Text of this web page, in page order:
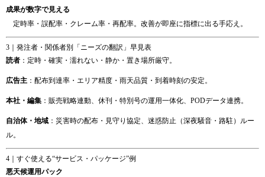
成果が数字で見える
定時率・誤配率・クレーム率・再配率。改善が即座に指標に出る手応え。
3｜発注者・関係者別「ニーズの翻訳」早見表
読者 ：定時・確実・濡れない・静か・置き場所厳守。
広告主 ：配布到達率・エリア精度・雨天品質・到着時刻の安定。
本社・編集 ：販売戦略連動、休刊・特別号の運用一体化、PODデータ連携。
自治体・地域 ：災害時の配布・見守り協定、迷惑防止（深夜騒音・路駐）ルー
ル。
4｜すぐ使える“サービス・パッケージ”例
悪天候運用パック